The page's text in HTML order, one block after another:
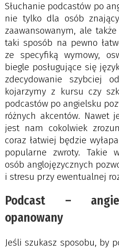
Słuchanie podcastów po
nie tylko dla osób
zaawansowanym, ale
taki sposób na pewno
ze specyfiką wymowy,
biegle posługujące się
zdecydowanie szybciej
kojarzymy z kursu czy
podcastów po angielsku
różnych akcentów. Nawet
jest nam cokolwiek
coraz łatwiej będzie
popularne zwroty. Takie
osób anglojęzycznych
i stresu przy ewentualnej
Podcast –
opanowany
Jeśli szukasz sposobu, by